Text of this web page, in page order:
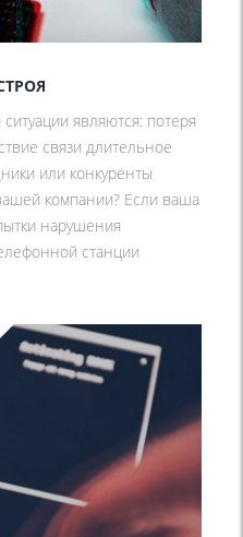
являются: потеря
связи длительное
или конкуренты
компании? Если ваша
нарушения
станции